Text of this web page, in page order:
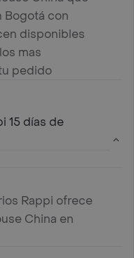
Bogotá con
disponibles
mas
pedido
15 días de
Rappi ofrece
China en